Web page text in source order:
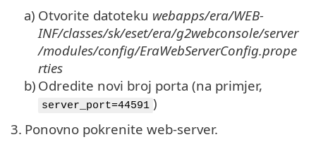
a) Otvorite datoteku webapps/era/WEB-
INF/classes/sk/eset/era/g2webconsole/server
/modules/config/EraWebServerConfig.prope
rties
b) Odredite novi broj porta (na primjer,
server_port=44591 )
3. Ponovno pokrenite web-server.